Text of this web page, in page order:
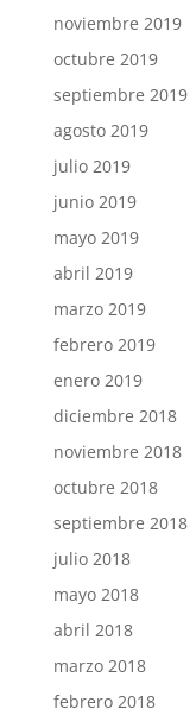
noviembre 2019
octubre 2019
septiembre 2019
agosto 2019
julio 2019
junio 2019
mayo 2019
abril 2019
marzo 2019
febrero 2019
enero 2019
diciembre 2018
noviembre 2018
octubre 2018
septiembre 2018
julio 2018
mayo 2018
abril 2018
marzo 2018
febrero 2018